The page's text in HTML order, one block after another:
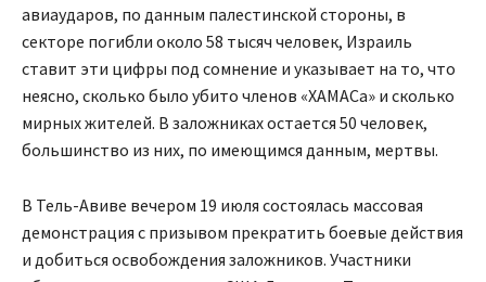
авиаударов, по данным палестинской стороны, в
секторе погибли около 58 тысяч человек, Израиль
ставит эти цифры под сомнение и указывает на то, что
неясно, сколько было убито членов «ХАМАСа» и сколько
мирных жителей. В заложниках остается 50 человек,
большинство из них, по имеющимся данным, мертвы.
В Тель-Авиве вечером 19 июля состоялась массовая
демонстрация с призывом прекратить боевые действия
и добиться освобождения заложников. Участники